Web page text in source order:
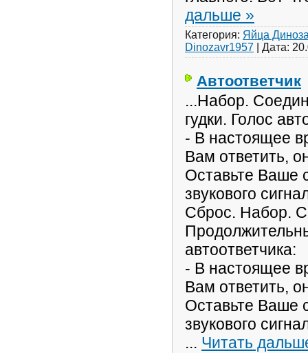
дальше »
Категория: Яйца
Dinozavr1957
Дата:
Автоответчик
...Набор.
гудки. Голос
- В настоящее
Вам ответить,
Оставьте Ваше
звукового
Сброс. Набор.
автоответчика:
- В настоящее
Вам ответить,
Оставьте Ваше
звукового
... Читать